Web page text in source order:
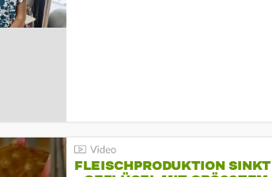
FLEISCHPRODUKTION SINKT